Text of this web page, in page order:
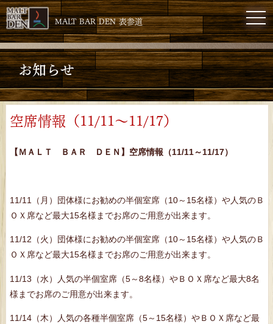
MALT BAR DEN 表参道
お知らせ
空席情報（11/11～11/17）
【ＭＡＬＴ ＢＡＲ ＤＥＮ】空席情報（11/11～11/17）
11/11（月）団体様にお勧めの半個室席（10～15名様）や人気のＢ
ＯＸ席など最大15名様までお席のご用意が出来ます。
11/12（火）団体様にお勧めの半個室席（10～15名様）や人気のＢ
ＯＸ席など最大15名様までお席のご用意が出来ます。
11/13（水）人気の半個室席（5～8名様）やＢＯＸ席など最大8名
様までお席のご用意が出来ます。
11/14（木）人気の各種半個室席（5～15名様）やＢＯＸ席など最